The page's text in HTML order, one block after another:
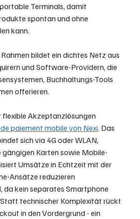
Terminals, damit
spontan und ohne
kann.
bildet ein dichtes Netz aus
und Software-Providern, die
Buchhaltungs-Tools
offerieren.
flexible Akzeptanzlösungen
paiement mobile von Nexi. Das
sich via 4G oder WLAN,
Karten sowie Mobile-
Umsätze in Echtzeit mit der
Ansätze reduzieren
kein separates Smartphone
technischer Komplexität rückt
in den Vordergrund - ein